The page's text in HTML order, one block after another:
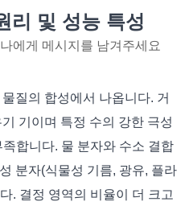
리 및 성능 특성
나에게 메시지를 남겨주세요
질의 합성에서 나옵니다. 거
기이며 특정 수의 강한 극성
합니다. 물 분자와 수소 결합
분자(식물성 기름, 광유, 플라
. 결정 영역의 비율이 더 크고